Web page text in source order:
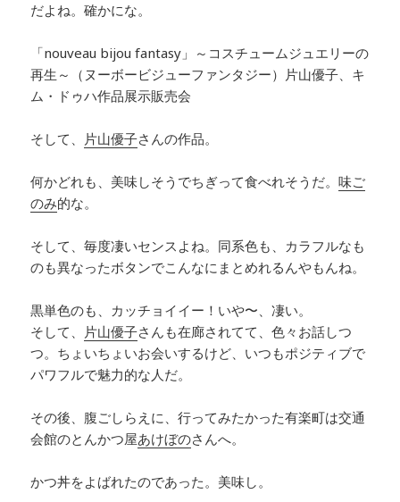
だよね。確かにな。
「nouveau bijou fantasy」～コスチュームジュエリーの
再生～（ヌーボービジューファンタジー）片山優子、キ
ム・ドゥハ作品展示販売会
そして、 片山優子さんの作品。
何かどれも、美味しそうでちぎって食べれそうだ。味ご
のみ的な。
そして、毎度凄いセンスよね。同系色も、カラフルなも
のも異なったボタンでこんなにまとめれるんやもんね。
黒単色のも、カッチョイイー！いや〜、凄い。
そして、 片山優子さんも在廊されてて、色々お話しつ
つ。ちょいちょいお会いするけど、いつもポジティブで
パワフルで魅力的な人だ。
その後、腹ごしらえに、行ってみたかった有楽町は交通
会館のとんかつ屋あけぼのさんへ。
かつ丼をよばれたのであった。美味し。